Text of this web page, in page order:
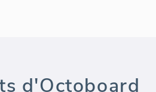
d'Octoboard